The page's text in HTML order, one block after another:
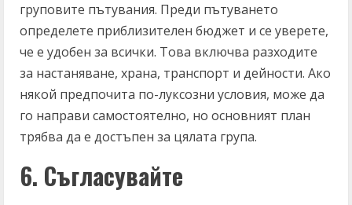
груповите пътувания. Преди пътуването
определете приблизителен бюджет и се уверете,
че е удобен за всички. Това включва разходите
за настаняване, храна, транспорт и дейности. Ако
някой предпочита по-луксозни условия, може да
го направи самостоятелно, но основният план
трябва да е достъпен за цялата група.
6. Съгласувайте